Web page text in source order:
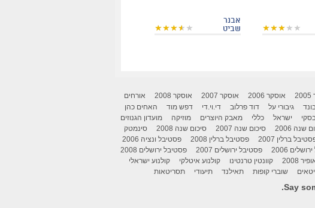
אבנר
שביט
אוסקר 2006 אוסקר 2007 אוסקר 2008
אורחים
גיבורי על דוד פרלוב די.וי.די דפש מוד
האחים כהן
ישראל כללי מאבק היוצרים מוזיקה
מועדון הגנוזים
שנה 2006 סיכום שנה 2007 סיכום שנה 2008
סינמטק
ברלין 2007 פסטיבל ברלין 2008
פסטיבל ונציה 2006
2006 פסטיבל ירושלים 2007
פסטיבל ירושלים 2008
2008 קוונטין טרנטינו קולנוע איטלקי
קולנוע ישראלי
שוברי קופות תאילנד תיעודי תסריטאות